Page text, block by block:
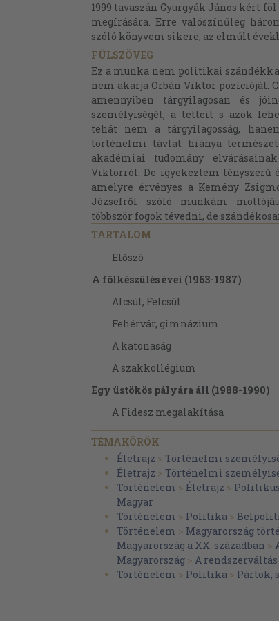
1999 tavaszán Gyurgyák János kért
megírására. Erre valószínűleg
szóló könyvem sikere; az elmúlt
FÜLSZÖVEG
Ez a munka nem politikai
nem akarja Orbán Viktor pozícióját.
amennyiben tárgyilagosan és
személyiségét, a tetteit s azok
tehát nem a tárgyilagosság,
történelmi távlat hiánya
akadémiai tudomány
Viktorról. De igyekeztem tényszerű
amelyre érvényes a Kemény
Józsefről szóló munkám
többször fogok tévedni, de
TARTALOM
Előszó
A fölkészülés évei (1963-1987)
Alcsút, Felcsút
Fehérvár, gimnázium
A katonaság
A szakkollégium
Egy üstökös pályára áll (1988-1990)
A Fidesz megalakítása
A temetési beszéd
Az EKA és a nemzeti kerekasztal
Szabadság és hatalom
Tündöklés és zuhanás (1990-1994)
A frakcióvezető
Vakmerő remények
Iránymódosítás: középre
TÉMAKÖRÖK
Életrajz > Történelmi
Életrajz > Történelmi
Történelem > Életrajz >
Magyar
Történelem > Politika >
Történelem > Magyarország
Magyarország a XX. században >
Magyarország > A
Történelem > Politika > Pártok,